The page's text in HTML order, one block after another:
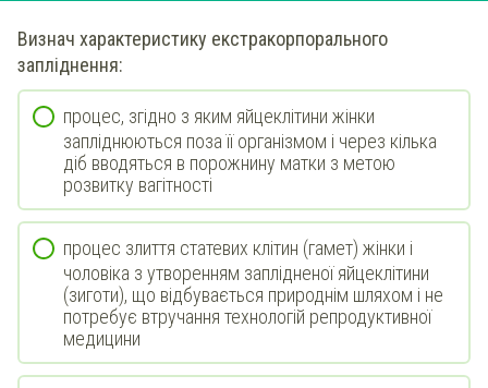
Визнач характеристику екстракорпорального
запліднення:
процес, згідно з яким яйцеклітини жінки
запліднюються поза її організмом і через кілька
діб вводяться в порожнину матки з метою
розвитку вагітності
процес злиття статевих клітин (гамет) жінки і
чоловіка з утворенням заплідненої яйцеклітини
(зиготи), що відбувається природнім шляхом і не
потребує втручання технологій репродуктивної
медицини